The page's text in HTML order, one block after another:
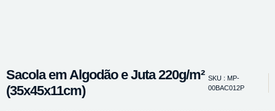
Sacola em Algodão e Juta 220g/m²
(35x45x11cm)
SKU : MP-
00BAC012P